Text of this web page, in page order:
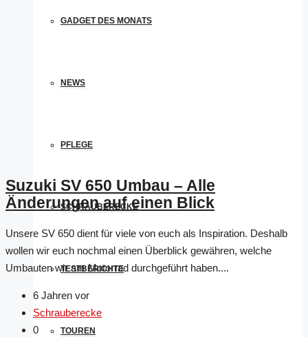
GADGET DES MONATS
NEWS
PFLEGE
SCHRAUBERECKE
TESTBERICHTE
TOUREN
Suzuki SV 650 Umbau – Alle
Änderungen auf einen Blick
Unsere SV 650 dient für viele von euch als Inspiration. Deshalb
wollen wir euch nochmal einen Überblick gewähren, welche
Umbauten wir am Motorrad durchgeführt haben....
6 Jahren vor
Schrauberecke
0